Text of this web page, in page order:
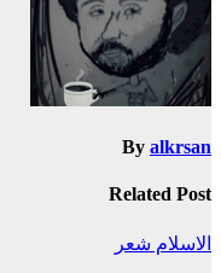
By alkrsan
Related Post
الاسلام شعر